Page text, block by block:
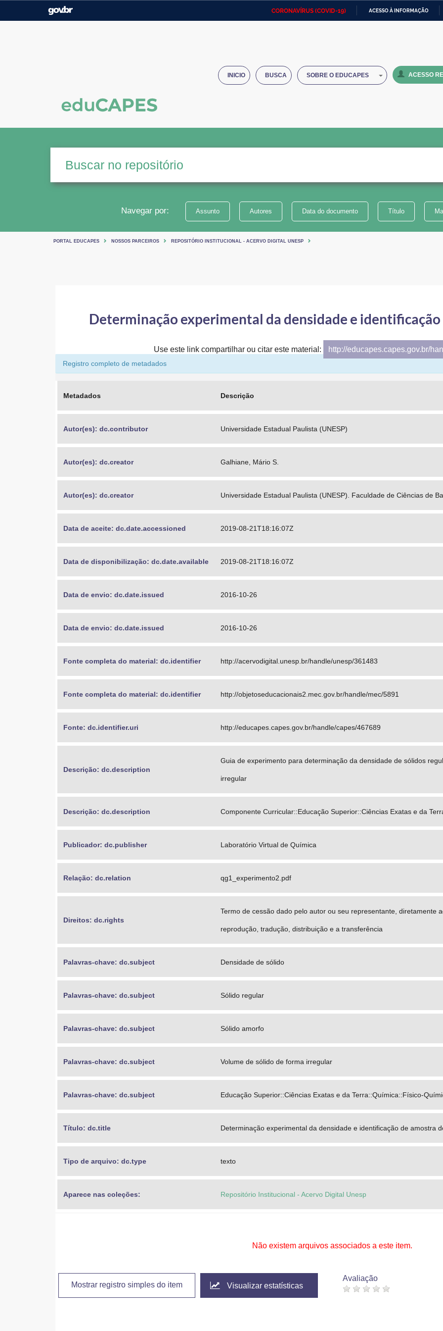
CORONAVÍRUS (COVID-19) ACESSO À INFORMAÇÃO
Ministério das Relações
Institucional
INICIO BUSCA SOBRE O EDUCAPES ACESSO
Navegar por: Assunto Autores Data do documento Título
PORTAL EDUCAPES NOSSOS PARCEIROS REPOSITÓRIO INSTITUCIONAL - ACERVO DIGITAL UNESP
Determinação experimental da densidade e
Use este link compartilhar ou citar este material: http://educapes.capes.gov.br/
Registro completo de metadados
Metadados Descrição
Autor(es): dc.contributor Universidade Estadual Paulista (UNESP)
Autor(es): dc.creator Galhiane, Mário S.
Autor(es): dc.creator Universidade Estadual Paulista (UNESP). Faculdade de Ciências de
Data de aceite: dc.date.accessioned 2019-08-21T18:16:07Z
Data de disponibilização: dc.date.available 2019-08-21T18:16:07Z
Data de envio: dc.date.issued 2016-10-26
Data de envio: dc.date.issued 2016-10-26
Fonte completa do material: dc.identifier http://acervodigital.unesp.br/handle/unesp/361483
Fonte completa do material: dc.identifier http://objetoseducacionais2.mec.gov.br/handle/mec/5891
Fonte: dc.identifier.uri http://educapes.capes.gov.br/handle/capes/467689
Descrição: dc.description
Guia de experimento para determinação da densidade de sólidos
irregular
Descrição: dc.description Componente Curricular::Educação Superior::Ciências Exatas e da
Publicador: dc.publisher Laboratório Virtual de Química
Relação: dc.relation qg1_experimento2.pdf
Direitos: dc.rights
Termo de cessão dado pelo autor ou seu representante, diretamente
reprodução, tradução, distribuição e a transferência
Palavras-chave: dc.subject Densidade de sólido
Palavras-chave: dc.subject Sólido regular
Palavras-chave: dc.subject Sólido amorfo
Palavras-chave: dc.subject Volume de sólido de forma irregular
Palavras-chave: dc.subject Educação Superior::Ciências Exatas e da Terra::Química::Físico-
Título: dc.title Determinação experimental da densidade e identificação de amostra
Tipo de arquivo: dc.type texto
Aparece nas coleções: Repositório Institucional - Acervo Digital Unesp
Não existem arquivos associados a este item.
Mostrar registro simples do item Visualizar estatísticas
Avaliação